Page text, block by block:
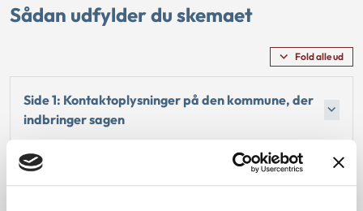
Sådan udfylder du skemaet
Fold alle ud
Side 1: Kontaktoplysninger på den kommune, der
indbringer sagen
Side 2: Oplysninger om den kommune/de
kommuner, som I er uenige med